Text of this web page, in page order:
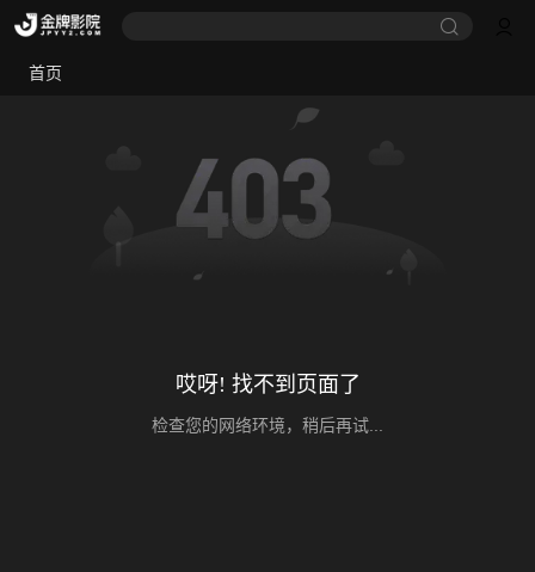
首页
哎呀! 找不到页面了
检查您的网络环境，稍后再试...